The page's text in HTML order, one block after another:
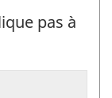
pas à